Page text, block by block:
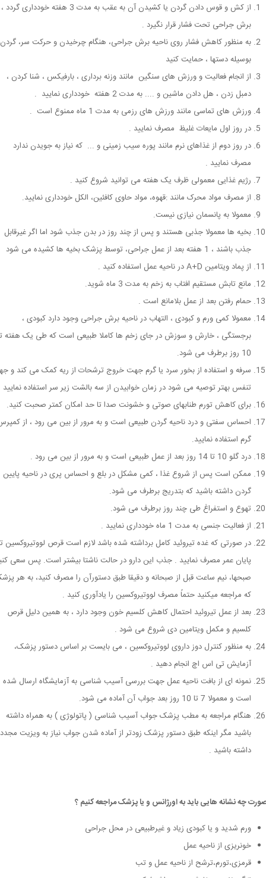
از کش و قوس دادن گردن یا کشیدن آن به عقب به مدت 3 هفته خودداری
برش جراحی تحت فشار قرار نگیرد .
به منظور کاهش فشار روی ناحیه برش جراحی، هنگام چرخیدن و حرکت سر، گردن
بوسیله دستها ، حمایت کنید
از انجام فعالیت و ورزش های سنگین مانند وزنه برداری ، بارفیکس ، شنا کردن ،
دمبل زدن ، هل دادن ماشین و .... به مدت 2 هفته خودداری نمایید .
ورزش های تماسی مانند ورزش های رزمی به مدت 1 ماه ممنوع است .
در روز اول مایعات غلیظ مصرف نمایید .
در روز دوم از غذاهای نرم مانند پوره سیب زمینی و ... که نیاز به جویدن ندارد
مصرف نمایید .
رژیم غذایی معمولی ظرف یک هفته می توانید شروع کنید .
از مصرف مواد محرک مانند :قهوه، مواد حاوی کافئین، الکل خودداری نمایید.
معمولا به پانسمان نیازی نیست.
بخیه ها معمولا جذبی هستند و پس از چند روز در بدن جذب شود اما اگر غیرقابل
جذب باشند ، 1 هفته بعد از عمل جراحی، توسط پزشک بخیه ها کشیده می شود
از پماد ویتامین A+D در ناحیه عمل استفاده کنید .
مانع تابش مستقیم افتاب به زخم به مدت 3 ماه شوید.
حمام رفتن بعد از عمل بلامانع است .
معمولا کمی ورم و کبودی ، التهاب در ناحیه برش جراحی وجود دارد کبودی ،
برجستگی ، خارش و سوزش در جای زخم ها کاملا طبیعی است که طی یک هفته
10 روز برطرف می شود.
سرفه و استفاده از بخور سرد یا گرم جهت خروج ترشحات از ریه کمک می کند و
تنفس بهتر توصیه می شود در زمان خوابیدن از سه بالشت زیر سر استفاده
برای کاهش تورم طنابهای صوتی و خشونت صدا تا حد امکان کمتر صحبت کنید.
احساس سفتی و درد ناحیه گردن طبیعی است و به مرور از بین می رود ، از
گرم استفاده نمایید.
درد گلو 10 تا 14 روز بعد از عمل طبیعی است و به مرور از بین می رود .
ممکن است پس از شروع غذا ، کمی مشکل در بلع و احساس پری در ناحیه پایین
گردن داشته باشید که بتدریج برطرف می شود.
تهوع و استفراغ طی چند روز برطرف می شود.
از فعالیت جنسی به مدت 1 ماه خودداری نمایید .
در صورتی که غده تیروئید کامل برداشته شده باشد لازم است قرص لووتیروکسین
پایان عمر مصرف نمایید . جذب این دارو در حالت ناشتا بیشتر است. پس سعی
صبحها، نیم ساعت قبل از صبحانه و دقیقا طبق دستورآن را مصرف کنید، به هر
که مراجعه میکنید حتماً مصرف لووتیروکسین را یادآوری کنید .
بعد از عمل تیروئید احتمال کاهش کلسیم خون وجود دارد ، به همین دلیل قرص
کلسیم و مکمل ویتامین دی شروع می شود .
به منظور کنترل دوز داروی لووتیروکسین ، می بایست بر اساس دستور پزشک،
آزمایش تی اس اچ انجام دهید .
نمونه ای از بافت ناحیه عمل جهت بررسی آسیب شناسی به آزمایشگاه ارسال شده
است و معمولا 7 تا 10 روز بعد جواب آن آماده می شود.
هنگام مراجعه به مطب پزشک جواب آسیب شناسی ( پاتولوژی ) به همراه داشته
باشید مگر اینکه طبق دستور پزشک زودتر از آماده شدن جواب نیاز به ویزیت مجدد
داشته باشید .
چه نشانه هایی باید به اورژانس و یا پزشک مراجعه کنیم ؟
ورم شدید و یا کبودی زیاد و غیرطبیعی در محل جراحی
خونریزی از ناحیه عمل
قرمزی،تورم،ترشح از ناحیه عمل و تب